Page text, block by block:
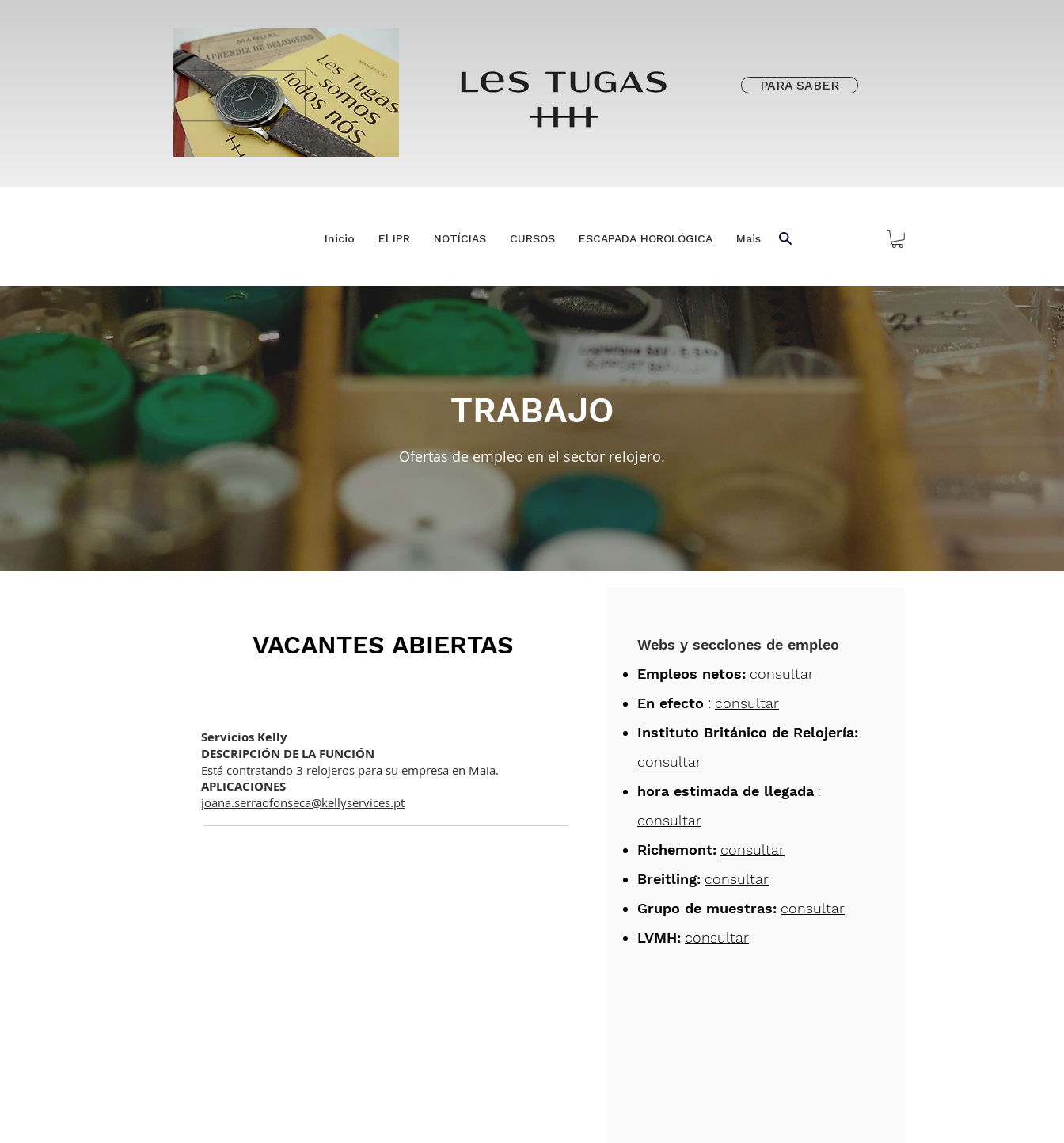
PARA SABER
Inicio El IPR NOTÍCIAS CURSOS ESCAPADA HOROLÓGICA Mais
TRABAJO
Ofertas de empleo en el sector relojero.
VACANTES ABIERTAS
Servicios Kelly
DESCRIPCIÓN DE LA FUNCIÓN
Está contratando 3 relojeros para su empresa en Maia.
APLICACIONES
joana.serraofonseca@kellyservices.pt
Webs y secciones de empleo
Empleos netos: consultar
En efecto : consultar
Instituto Británico de Relojería:
consultar
hora estimada de llegada :
consultar
Richemont: consultar
Breitling: consultar
Grupo de muestras: consultar
LVMH: consultar